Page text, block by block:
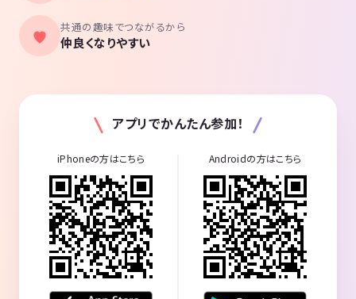
共通の趣味でつながるから
仲良くなりやすい
アプリでかんたん参加！
iPhoneの方はこちら Androidの方はこちら